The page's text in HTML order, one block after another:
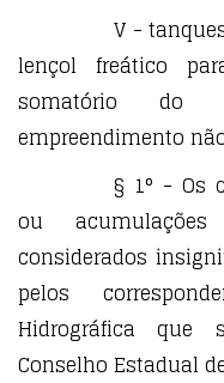
V -
lençol freático
somatório do
empreendimento
§ 1° - Os
ou
considerados
pelos
Hidrográfica que
Conselho Estadual